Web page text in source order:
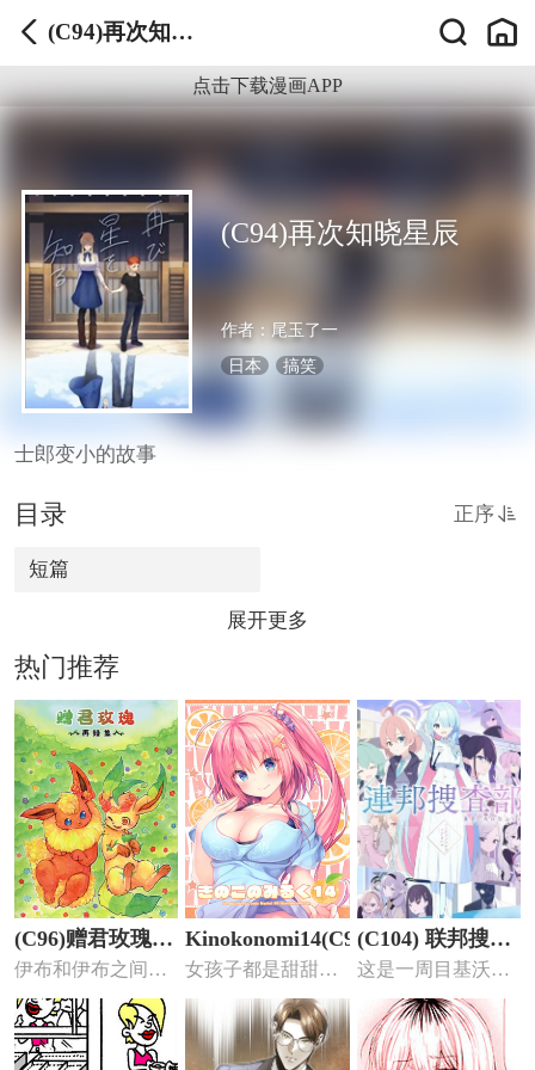
(C94)再次知晓
星辰
点击下载漫画APP
(C94)再次知晓星辰
作者：尾玉了一
日本
搞笑
士郎变小的故事
目录 正序
短篇
展开更多
热门推荐
(C96)赠君玫瑰-
再录集-
伊布和伊布之间的
CP向小故事。
Kinokonomi14(C98)
女孩子都是甜甜的
香香的!
(C104) 联邦搜查
部——奇迹再现
这是一周目基沃托
斯的故事，联邦会
长能否力...